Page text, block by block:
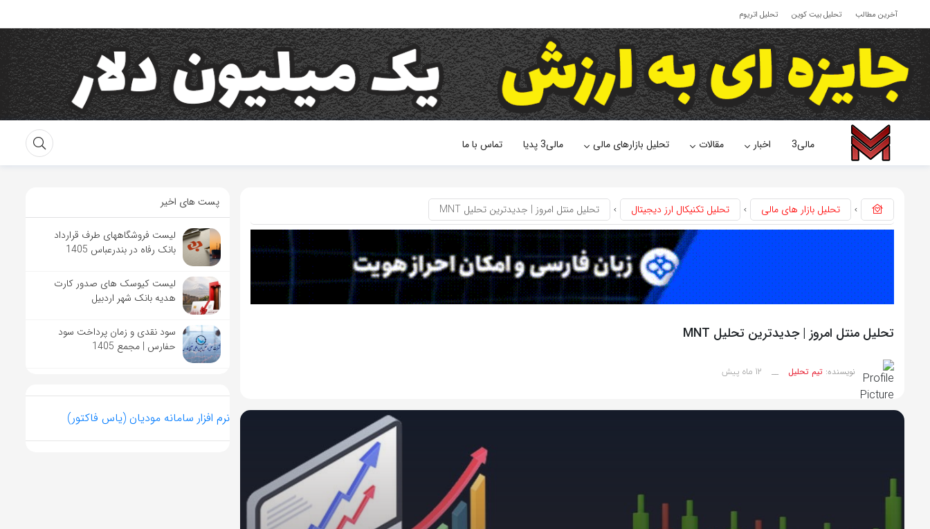
آخرین مطالب تحلیل بیت کوین تحلیل اتریوم
مالی3 اخبار مقالات تحلیل بازارهای مالی مالی3 پدیا تماس با ما
تحلیل بازار های مالی تحلیل تکنیکال ارز دیجیتال تحلیل منتل امروز | جدیدترین تحلیل MNT
تحلیل منتل امروز | جدیدترین تحلیل MNT
نویسنده: تیم تحلیل __ 12 ماه پیش
پست های اخیر
لیست فروشگاههای طرف قرارداد
بانک رفاه در بندرعباس 1405
لیست کیوسک های صدور کارت
هدیه بانک شهر اردبیل
سود نقدی و زمان پرداخت سود
حفارس | مجمع 1405
نرم افزار سامانه مودیان (یاس فاکتور)